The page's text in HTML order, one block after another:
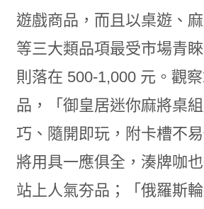
遊戲商品，而且以桌遊、
等三大類品項最受市場青
則落在 500-1,000 元。觀
品，「御皇居迷你麻將桌
巧、隨開即玩，附卡槽不
將用具一應俱全，湊牌咖
站上人氣夯品；「俄羅斯